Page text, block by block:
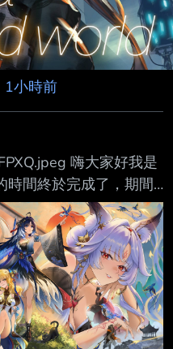
1小時前
嗨大家好我是
時間終於完成了，期間
多的圖但畫完後成就感
的感想，我是喜歡這個
沓的地方但核心的情感
的雲淵之役就算知道是
們不論是為了親人、為
理由最終都選擇挺身而
毀滅過，重建就好 所